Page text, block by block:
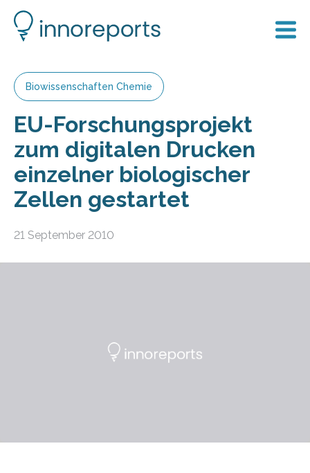
Biowissenschaften Chemie
EU-Forschungsprojekt
zum digitalen Drucken
einzelner biologischer
Zellen gestartet
21 September 2010